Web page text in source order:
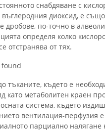
снабдяване с
диоксид, е
дробове, по-точно в
определя колко
отстранява от тях.
found
тъканите, където е
като метаболитен краен
система, където
вентилация-перфузия
парциално налягане